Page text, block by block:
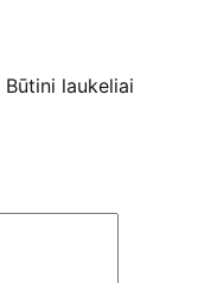
Būtini laukeliai